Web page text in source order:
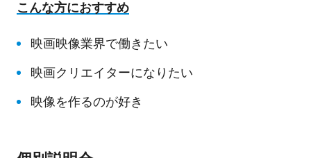
こんな方におすすめ
映画映像業界で働きたい
映画クリエイターになりたい
映像を作るのが好き